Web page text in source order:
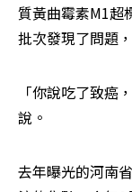
質黃曲霉素M1超
批次發現了問題
「你說吃了致癌
說。
去年曝光的河南